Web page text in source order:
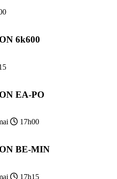
6k600
EA-PO
17h00
BE-MIN
17h15